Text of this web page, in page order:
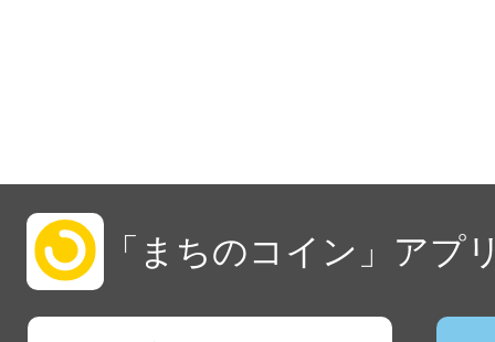
「まちのコイン」アプ